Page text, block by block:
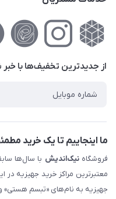
کوچه گلریز 4 غربی ، پلاک 13
لیست محصولات
راهنمای‌خرید‌آنلاین
حریم خصوصی
فروش‌اقساطی
از جدید‌ترین تخفیف‌ها با‌
ما اینجاییم تا یک خرید
فروشگاهنیک‌اندیش
معتبرترین مراکز خرید جهیزیه در
جهیزیه به نام‌های «تبسم هستی» و